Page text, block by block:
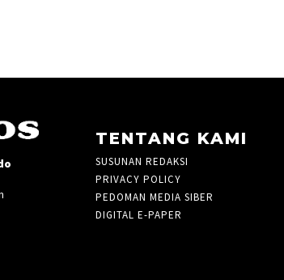
TENTANG KAMI
SUSUNAN REDAKSI
PRIVACY POLICY
PEDOMAN MEDIA SIBER
DIGITAL E-PAPER